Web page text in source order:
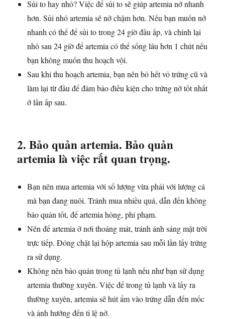
Sủi to hay nhỏ? Việc để sủi to sẽ giúp artemia nở nhanh
hơn. Sủi nhỏ artemia sẽ nở chậm hơn. Nếu bạn muốn nở
nhanh có thể để sủi to trong 24 giờ đầu ấp, và chỉnh lại
nhỏ sau 24 giờ để artemia có thể sống lâu hơn 1 chút nếu
bạn không muốn thu hoạch vội.
Sau khi thu hoạch artemia, bạn nên bỏ hết vỏ trứng cũ và
làm lại từ đầu để đảm bảo điều kiện cho trứng nở tốt nhất
ở lần ấp sau.
2. Bảo quản artemia. Bảo quản
artemia là việc rất quan trọng.
Bạn nên mua artemia với số lượng vừa phải với lượng cá
mà bạn đang nuôi. Tránh mua nhiều quá, dẫn đến không
bảo quản tốt, để artemia hỏng, phí phạm.
Nên để artemia ở nơi thoáng mát, tránh ánh sáng mặt trời
trực tiếp. Đóng chặt lại hộp artemia sau mỗi lần lấy trứng
ra sử dụng.
Không nên bảo quản trong tủ lạnh nếu như bạn sử dụng
artemia thường xuyên. Việc để trong tủ lạnh và lấy ra
thường xuyên, artemia sẽ hút ẩm vào trứng dẫn đến mốc
và ảnh hưởng đến tỉ lệ nở.